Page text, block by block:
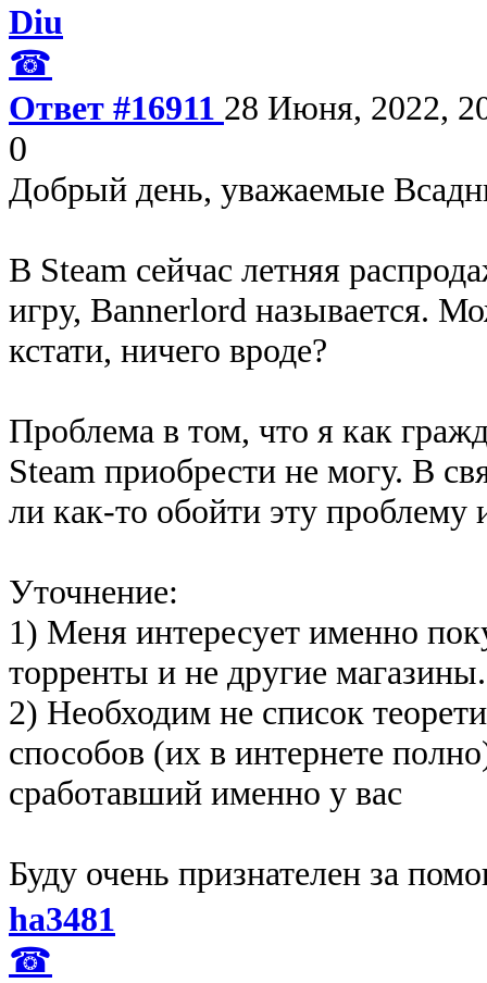
Diu
☎
Ответ #16911 28 Июня, 2022,
0
Добрый день, уважаемые
В Steam сейчас летняя
игру, Bannerlord называется.
кстати, ничего вроде?
Проблема в том, что я как
Steam приобрести не могу. В
ли как-то обойти эту проблему
Уточнение:
1) Меня интересует именно
торренты и не другие магазины.
2) Необходим не список
способов (их в интернете
сработавший именно у вас
Буду очень признателен за
ha3481
☎